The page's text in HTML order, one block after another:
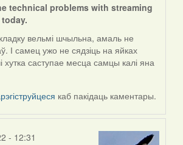
technical problems with streaming
вельмі шчыльна, амаль не
І самец ужо не сядзіць на яйках
хутка саступае месца самцы калі яна
каб пакідаць каментары.
- 12:31